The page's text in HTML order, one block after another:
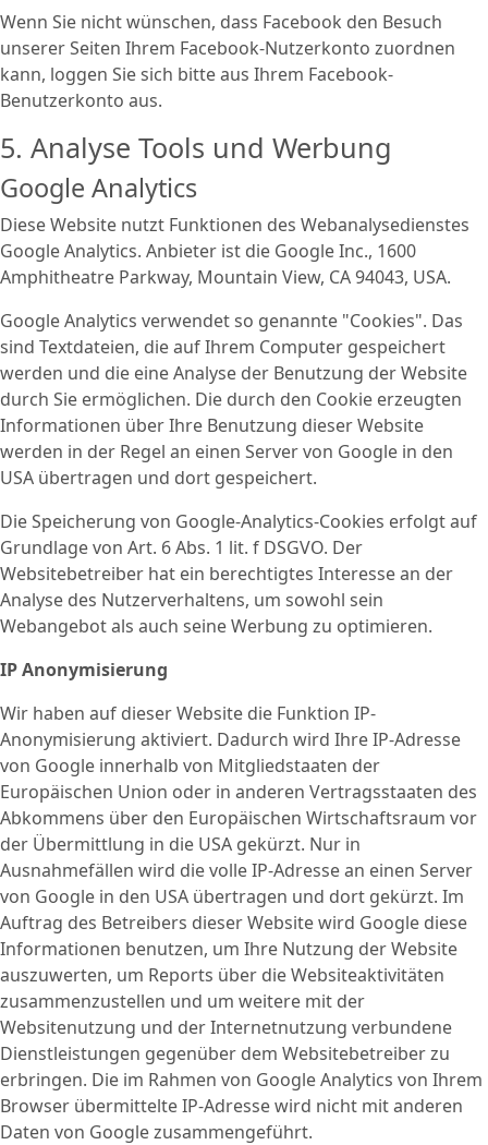
Wenn Sie nicht wünschen, dass Facebook den Besuch
unserer Seiten Ihrem Facebook-Nutzerkonto zuordnen
kann, loggen Sie sich bitte aus Ihrem Facebook-
Benutzerkonto aus.
5. Analyse Tools und Werbung
Google Analytics
Diese Website nutzt Funktionen des Webanalysedienstes
Google Analytics. Anbieter ist die Google Inc., 1600
Amphitheatre Parkway, Mountain View, CA 94043, USA.
Google Analytics verwendet so genannte "Cookies". Das
sind Textdateien, die auf Ihrem Computer gespeichert
werden und die eine Analyse der Benutzung der Website
durch Sie ermöglichen. Die durch den Cookie erzeugten
Informationen über Ihre Benutzung dieser Website
werden in der Regel an einen Server von Google in den
USA übertragen und dort gespeichert.
Die Speicherung von Google-Analytics-Cookies erfolgt auf
Grundlage von Art. 6 Abs. 1 lit. f DSGVO. Der
Websitebetreiber hat ein berechtigtes Interesse an der
Analyse des Nutzerverhaltens, um sowohl sein
Webangebot als auch seine Werbung zu optimieren.
IP Anonymisierung
Wir haben auf dieser Website die Funktion IP-
Anonymisierung aktiviert. Dadurch wird Ihre IP-Adresse
von Google innerhalb von Mitgliedstaaten der
Europäischen Union oder in anderen Vertragsstaaten des
Abkommens über den Europäischen Wirtschaftsraum vor
der Übermittlung in die USA gekürzt. Nur in
Ausnahmefällen wird die volle IP-Adresse an einen Server
von Google in den USA übertragen und dort gekürzt. Im
Auftrag des Betreibers dieser Website wird Google diese
Informationen benutzen, um Ihre Nutzung der Website
auszuwerten, um Reports über die Websiteaktivitäten
zusammenzustellen und um weitere mit der
Websitenutzung und der Internetnutzung verbundene
Dienstleistungen gegenüber dem Websitebetreiber zu
erbringen. Die im Rahmen von Google Analytics von Ihrem
Browser übermittelte IP-Adresse wird nicht mit anderen
Daten von Google zusammengeführt.